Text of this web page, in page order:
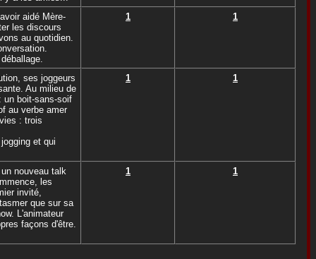
aidé Mère-
les discours
au quotidien.
1 1
ses joggeurs
Au milieu de
un boit-sans-soif
au verbe amer
: trois
et qui
1 1
nouveau talk
les
invité,
que sur sa
L'animateur
façons d'être.
1 1